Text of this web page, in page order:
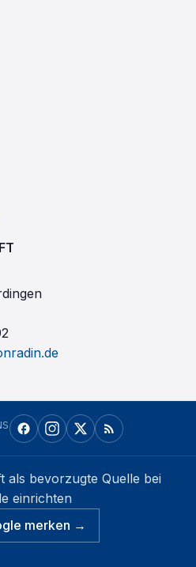
als bevorzugte Quelle bei
einrichten
merken →